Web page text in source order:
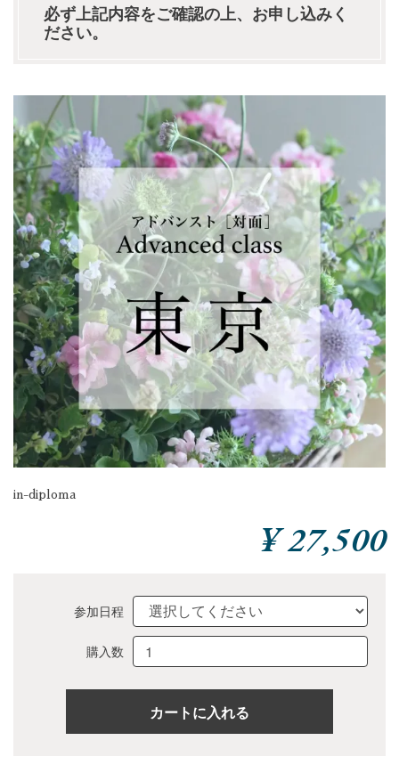
必ず上記内容をご確認の上、お申し込みく
ださい。
in-diploma
¥ 27,500
参加日程
購入数